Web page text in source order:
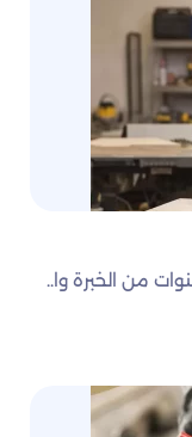
الساعة لتلبية
المخصص حسب
من الخبرة وا..